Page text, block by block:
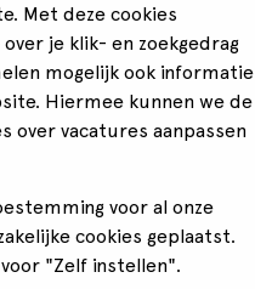
Met deze cookies
je klik- en zoekgedrag
mogelijk ook informatie
Hiermee kunnen we de
over vacatures aanpassen
voor al onze
cookies geplaatst.
"Zelf instellen".